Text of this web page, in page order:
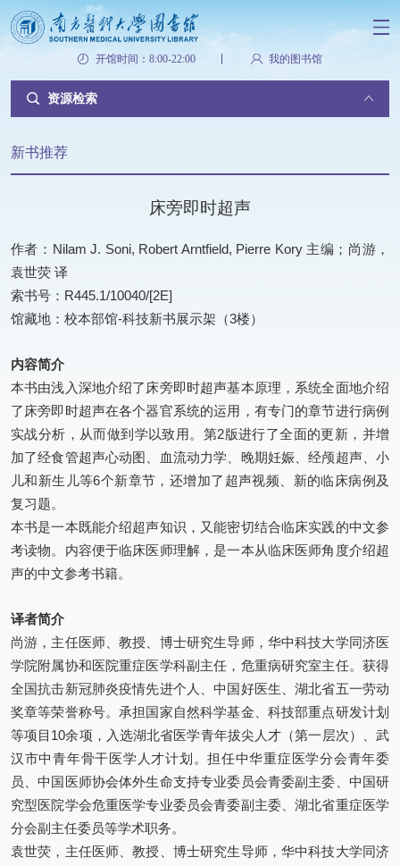
开馆时间：8:00-22:00 我的图书馆
资源检索
新书推荐
床旁即时超声
作者：Nilam J. Soni, Robert Arntfield, Pierre Kory 主编；尚游，
袁世荧 译
索书号：R445.1/10040/[2E]
馆藏地：校本部馆-科技新书展示架（3楼）
内容简介
本书由浅入深地介绍了床旁即时超声基本原理，系统全面地介绍
了床旁即时超声在各个器官系统的运用，有专门的章节进行病例
实战分析，从而做到学以致用。第2版进行了全面的更新，并增
加了经食管超声心动图、血流动力学、晚期妊娠、经颅超声、小
儿和新生儿等6个新章节，还增加了超声视频、新的临床病例及
复习题。
本书是一本既能介绍超声知识，又能密切结合临床实践的中文参
考读物。内容便于临床医师理解，是一本从临床医师角度介绍超
声的中文参考书籍。
译者简介
尚游，主任医师、教授、博士研究生导师，华中科技大学同济医
学院附属协和医院重症医学科副主任，危重病研究室主任。获得
全国抗击新冠肺炎疫情先进个人、中国好医生、湖北省五一劳动
奖章等荣誉称号。承担国家自然科学基金、科技部重点研发计划
等项目10余项，入选湖北省医学青年拔尖人才（第一层次）、武
汉市中青年骨干医学人才计划。担任中华重症医学分会青年委
员、中国医师协会体外生命支持专业委员会青委副主委、中国研
究型医院学会危重医学专业委员会青委副主委、湖北省重症医学
分会副主任委员等学术职务。
袁世荧，主任医师、教授、博士研究生导师，华中科技大学同济